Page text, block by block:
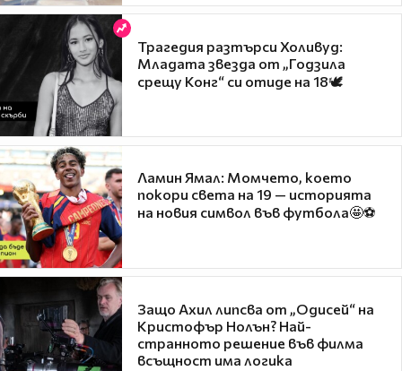
Трагедия разтърси Холивуд:
Младата звезда от „Годзила
срещу Конг“ си отиде на 18🕊️
Ламин Ямал: Момчето, което
покори света на 19 — историята
на новия символ във футбола🤩⚽
Защо Ахил липсва от „Одисей“ на
Кристофър Нолън? Най-
странното решение във филма
всъщност има логика